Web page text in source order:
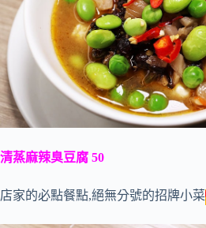
清蒸麻辣臭豆腐 50
店家的必點餐點,絕無分號的招牌小菜